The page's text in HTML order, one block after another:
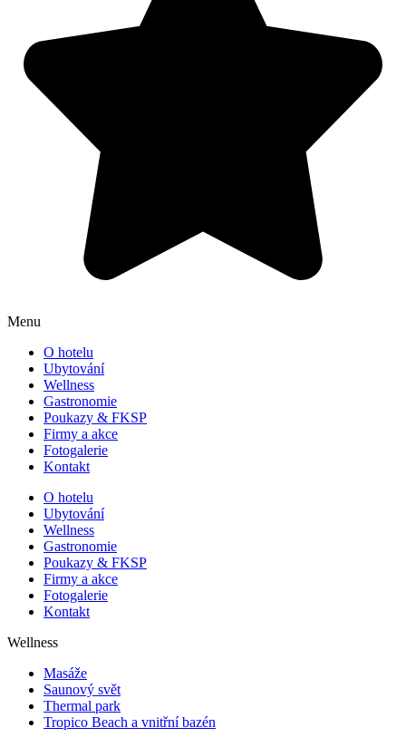
Menu
O hotelu
Ubytování
Wellness
Gastronomie
Poukazy & FKSP
Firmy a akce
Fotogalerie
Kontakt
O hotelu
Ubytování
Wellness
Gastronomie
Poukazy & FKSP
Firmy a akce
Fotogalerie
Kontakt
Wellness
Masáže
Saunový svět
Thermal park
Tropico Beach a vnitřní bazén